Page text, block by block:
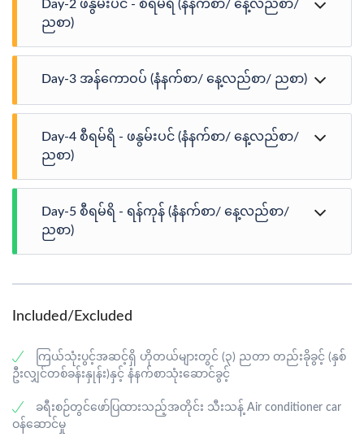
Day-2 ဖနွမ်းပင် - စီရမ်ရိ (နံနက်စာ/ နေ့လည်စာ/
ညစာ)
သီးသန့်မော်တော်ယာဉ်ဖြင့် ထွက်ခွာပါမည်။ (ဖနွမ်းပင်မြို့မှ စီ
လမ်းခရီးရှိ Skun Market တွင် ကမ္ဘောဒီးယားရှိ ဒေသ
အစားအသောက်များဖြစ်သည့် ဓားခုတ်ကောင်ကြော်၊
ကင်းမြီးကောက်ကြော်၊ မြွေကြော်၊ ပင့်ကူကြော် အစရှိသည့်
ထူးဆန်းသောအစားအသောက်များနှင့် ရာသီပေါ်သီးနှံများကို
လေ့လာဝယ်ယူရင်း ခေတ္တအနားယူပါမည်။ · နေ့လည်စာအား
လမ်းခရီးတွင် ၁၂ ရာစုက Kompong Kdei မြို့အနီးတွင် မည်
သည့်ဘိလပ်မြေမျှအသုံးပြုထားခြင်းမရှိဘဲ အုတ်ရိုးများဖြင့်စီ
Bridge တွင် ခေတ္တခဏအမှတ်တရဓာတ်ပုံများ ရိုက်ပါမည်။ ·
မှတဆင့် မုတ်သုံရာသီကြောင့် တစ်နှစ်လျှင်
အာရှတွင်အကြီးဆုံးရေကန်ဖြစ်သည့် ရေပေါ်ရွာများတည်ရှိ
ရာ Tonle Sap Lake သို့ ကမ္ဘောဒီးယားလူမျိုးတို့၏ လူနေမှု
ဘဝကို လေ့လာနိုင်ရန် သွားရောက်လည်ပတ်ပါမည်။ · Tonle
Sap Lake တွင် နေဝင်ဆည်းဆာအလှကို ခံစားပြီးနောက်
ညစာအား ဒေသစားသောက်ဆိုင်တွင် သုံးဆောင်ကြပါမည်။ ·
Day-3 အန်ကောဝပ် (နံနက်စာ/ နေ့လည်စာ/ ညစာ)
ကမ္ဘာ့အံ့ဖွယ် (၇) ခုထဲမှ တစ်ခုအပါအဝင်ဖြစ်သည့် King
Suryavarman II လက်ထက် ၁၂ ရာစုအစောပိုင်းက State
အသိအမှတ်ပြု အမ်ကောဝပ်သို့ သွားရောက် လေ့လာ
လည်ပတ်ပါမည်။ · နေ့လည်စာအား ဒေသစားသောက်ဆိုင်
တွင် သုံးဆောင်ပါမည်။ · ထို့နောက် ၁၅ ရာစုနှစ် (AD 802-
1432) က တည်ဆောက်ခဲ့သော South Gate of Angkor
Thom သို့ သွားရောက်လေ့လာလည်ပတ်ပါမည်။ ထို့နောက်
ဆောက်လုပ်ထားသည့် Bayon Temple နှင့် Baphoun,
Phimeanakas တို့သို့ သွားရောက်လည်ပတ်ပါမည်။ အေဒီ
ခဲ့ပြီး အခြားသော Angkor Temples များနှင့်မတူ ကွဲပြားခြား
နား Ta Prohm Temple သို့ သွားရောက်လည်ပတ်ပါမည်။
ပေါက်ရောက်နေသည့် အပျက်အစီးများကြားမှ အလွန်လှပ
ဆန်းကြယ်စွာတည်ရှိ ကျန်ရစ်နေသည့် တောအထပ်ထပ်ကြား
Day-4 စီရမ်ရိ - ဖနွမ်းပင် (နံနက်စာ/ နေ့လည်စာ/
ညစာ)
တွင် ဖနွမ်းပင်မြို့သို့ ထွက်ခွာပါမည်။ (ခန့်မှန်းကားမောင်းချိန်
၇ နာရီခန့်) · စီရမ်ရိရှိ တော်ဝင်နန်းတော်၏ အရှေ့ဘက်တွင်
သည့်ဘိလပ်မြေမျှအသုံးပြုထားခြင်းမရှိဘဲ အုတ်ရိုးများဖြင့်စီ
အမြင့်ရှိ ကမ္ဘာပေါ်တွင် ရှေးအကျဆုံး Kom Pong Kdei
Bridge တွင် ခေတ္တခဏအမှတ်တရဓာတ်ပုံများ ရိုက်ပါမည်။ ·
နေ့လည်စာအား ဒေသစားသောက်ဆိုင်တွင် ဖနွမ်းပင်ရှိ ဒေသ
စားသောက်ဆိုင်တွင် သုံးဆောင်ပါမည်။ · ထို့နောက်
ကမ္ဘောဒီးယားတို့ ပြင်သစ်ကိုလိုနီ လက်အောက်မှ ၁၉၅၈ ခုနှစ်
တွင် လွတ်မြောက်ခဲ့ခြင်း အထိမ်းအမှတ်ဖြစ်ပြီး တိုင်းပြည်
Day-5 စီရမ်ရိ - ရန်ကုန် (နံနက်စာ/ နေ့လည်စာ/
ညစာ)
ပြုလုပ်ကာ နံနက် (၈) နာရီခန့်တွင် ဖနွမ်းပင်မြို့ရှိ ၁၈၆၆ ခုနှစ်
ခမာဘုရင်နေထိုင်ခဲ့ရာ Royal Palace နှင့် ငွေပြားတစ်ပြားစီ
ကြမ်းခင်းပြုလုပ်ထားပြီး တန်ခိုးကြီးမြဘုရား Preah Keo
ကိန်းဝပ်စံပယ်ရာ Silver Pagoda တို့သို့ သွားရောက်လည်ပတ်
ဖြစ်ပါသည်။) · နေ့လည်စာအား ဒေသစားသောက်ဆိုင်တွင်
သုံးဆောင်ကြပါမည်။ · ထို့နောက် ခမာနီတို့လက်ထက်က
Included/Excluded
ကြယ်သုံးပွင့်အဆင့်ရှိ ဟိုတယ်များတွင် (၃) ညတာ တည်းခိုခွင့် (နှစ်
ဦးလျှင်တစ်ခန်းနှုန်း)နှင့် နံနက်စာသုံးဆောင်ခွင့်
ခရီးစဉ်တွင်ဖော်ပြထားသည့်အတိုင်း သီးသန့် Air conditioner car
ဝန်ဆောင်မှု